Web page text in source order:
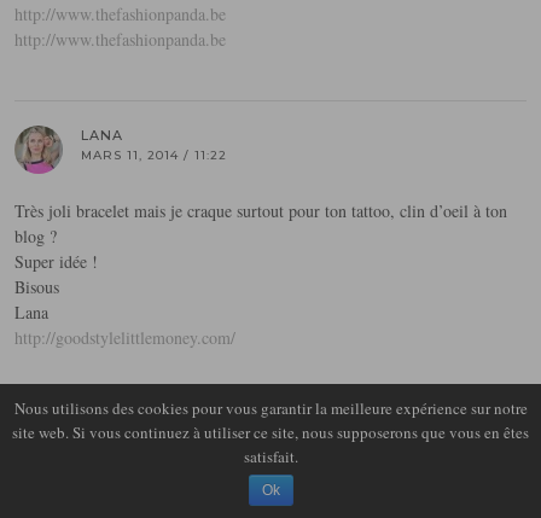
http://www.thefashionpanda.be
http://www.thefashionpanda.be
LANA
MARS 11, 2014 / 11:22
Très joli bracelet mais je craque surtout pour ton tattoo, clin d’oeil à ton
blog ?
Super idée !
Bisous
Lana
http://goodstylelittlemoney.com/
FANNY
Ce bracelet est vraiment très joli, et tes photos le mettent vraiment en
Nous utilisons des cookies pour vous garantir la meilleure expérience sur notre
site web. Si vous continuez à utiliser ce site, nous supposerons que vous en êtes
satisfait.
Ok